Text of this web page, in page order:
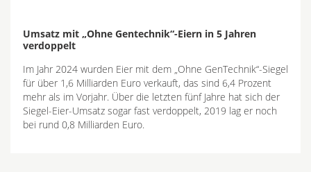
Umsatz mit „Ohne Gentechnik“-Eiern in 5 Jahren
verdoppelt
Im Jahr 2024 wurden Eier mit dem „Ohne GenTechnik“-Siegel
für über 1,6 Milliarden Euro verkauft, das sind 6,4 Prozent
mehr als im Vorjahr. Über die letzten fünf Jahre hat sich der
Siegel-Eier-Umsatz sogar fast verdoppelt, 2019 lag er noch
bei rund 0,8 Milliarden Euro.